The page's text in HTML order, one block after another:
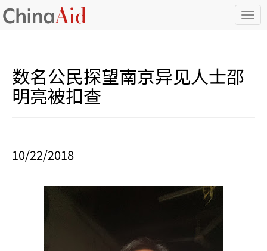
T
o
数名公民探望南京异见人士邵
明亮被扣查
10/22/2018